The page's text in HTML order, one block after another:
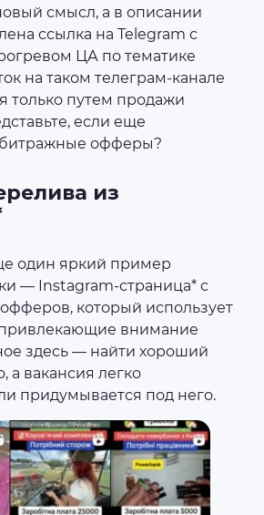
смысл, а в описании
ссылка на Telegram с
ЦА по тематике
на таком телеграм-канале
только путем продажи
если еще
офферы?
из
один яркий пример
— Instagram-страница* с
который использует
внимание
здесь — найти хороший
а вакансия легко
придумывается под него.